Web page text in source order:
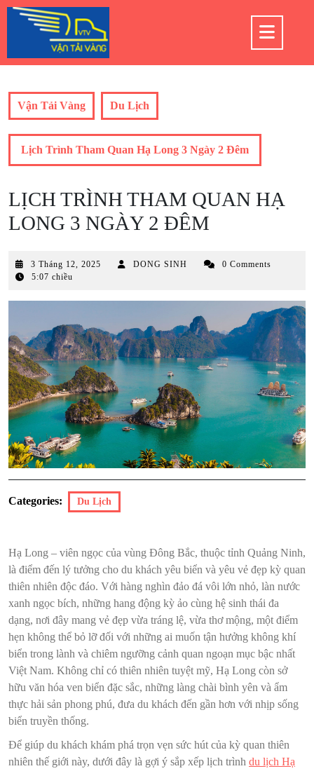
Skip
Vận Tải Vàng Du Lịch
Lịch Trình Tham Quan Hạ Long 3 Ngày 2 Đêm
LỊCH TRÌNH THAM QUAN HẠ
LONG 3 NGÀY 2 ĐÊM
3 Tháng 12, 2025
2025
DONG SINH
0 Comments
5:07 chiều
Categories: Du Lịch
Hạ Long – viên ngọc của vùng Đông Bắc, thuộc tỉnh Quảng Ninh,
là điểm đến lý tưởng cho du khách yêu biển và yêu vẻ đẹp kỳ quan
thiên nhiên độc đáo. Với hàng nghìn đảo đá vôi lớn nhỏ, làn nước
xanh ngọc bích, những hang động kỳ ảo cùng hệ sinh thái đa
dạng, nơi đây mang vẻ đẹp vừa tráng lệ, vừa thơ mộng, một điểm
hẹn không thể bỏ lỡ đối với những ai muốn tận hưởng không khí
biển trong lành và chiêm ngưỡng cảnh quan ngoạn mục bậc nhất
Việt Nam. Không chỉ có thiên nhiên tuyệt mỹ, Hạ Long còn sở
hữu văn hóa ven biển đặc sắc, những làng chài bình yên và ẩm
thực hải sản phong phú, đưa du khách đến gần hơn với nhịp sống
biển truyền thống.
Để giúp du khách khám phá trọn vẹn sức hút của kỳ quan thiên
nhiên thế giới này, dưới đây là gợi ý sắp xếp lịch trình du lịch Hạ